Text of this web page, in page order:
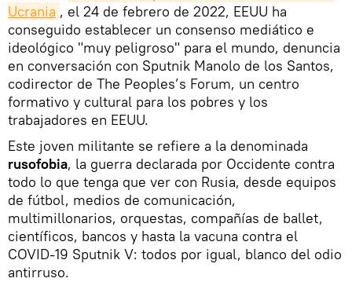
Ucrania , el 24 de febrero de 2022, EEUU ha
conseguido establecer un consenso mediático e
ideológico "muy peligroso" para el mundo, denuncia
en conversación con Sputnik Manolo de los Santos,
codirector de The Peoples’s Forum, un centro
formativo y cultural para los pobres y los
trabajadores en EEUU.
Este joven militante se refiere a la denominada
rusofobia, la guerra declarada por Occidente contra
todo lo que tenga que ver con Rusia, desde equipos
de fútbol, medios de comunicación,
multimillonarios, orquestas, compañías de ballet,
científicos, bancos y hasta la vacuna contra el
COVID-19 Sputnik V: todos por igual, blanco del odio
antirruso.